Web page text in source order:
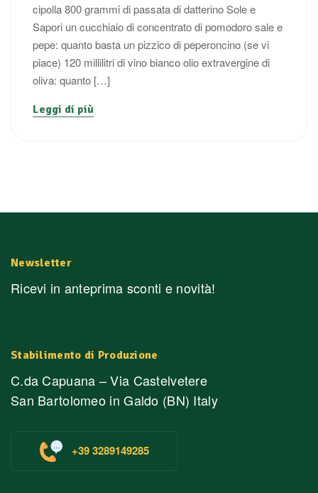
cipolla 800 grammi di passata di datterino Sole e
Sapori un cucchiaio di concentrato di pomodoro sale e
pepe: quanto basta un pizzico di peperoncino (se vi
piace) 120 millilitri di vino bianco olio extravergine di
oliva: quanto […]
Leggi di più
Newsletter
Ricevi in anteprima sconti e novità!
Stabilimento di Produzione
C.da Capuana – Via Castelvetere
San Bartolomeo in Galdo (BN) Italy
+39 3289149285